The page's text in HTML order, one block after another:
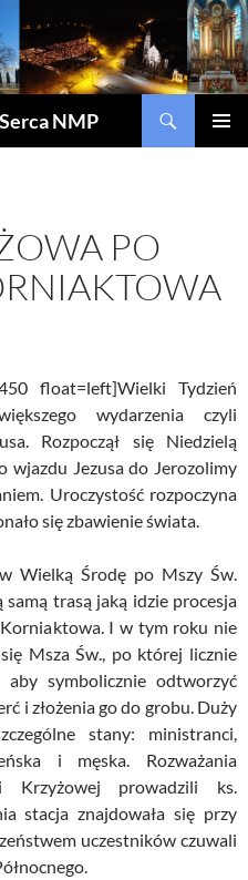
NMP
PO
float=left]Wielki Tydzień
wydarzenia czyli
Rozpoczął się Niedzielą
wjazdu Jezusa do Jerozolimy
Uroczystość rozpoczyna
się zbawienie świata.
Wielką Środę po Mszy Św.
trasą jaką idzie procesja
Korniaktowa. I w tym roku nie
Msza Św., po której licznie
symbolicznie odtworzyć
i złożenia go do grobu. Duży
stany: ministranci,
i męska. Rozważania
Krzyżowej prowadzili ks.
stacja znajdowała się przy
uczestników czuwali